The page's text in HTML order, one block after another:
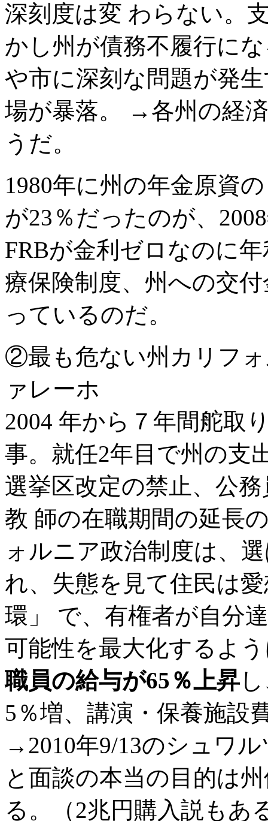
深刻度は変 わらない。
かし州が債務不履行に
や市に深刻な問題が発
場が暴落。 →各州の経
うだ。
1980年に州の年金原資
が23％だったのが、
FRBが金利ゼロなのに
療保険制度、州への交
っているのだ。
②最も危ない州カリフ
ァレーホ
2004 年から７年間舵取
事。就任2年目で州の支
選挙区改定の禁止、公
教 師の在職期間の延長
ォルニア政治制度は、
れ、失態を見て住民は
環」 で、有権者が自分
可能性を最大化するよ
職員の給与が65％上昇
5％増、講演・保養施設
→2010年9/13のシュワ
と面談の本当の目的は
る。（2兆円購入説もあ